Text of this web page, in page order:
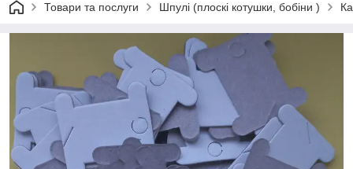
Товари та послуги Шпулі (плоскі котушки, бобіни )